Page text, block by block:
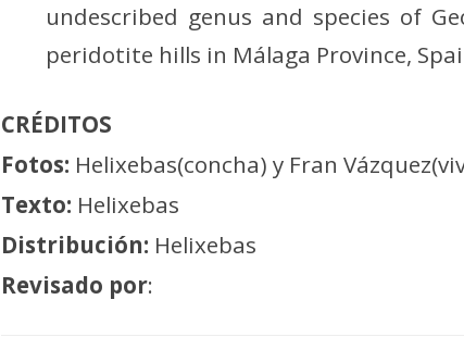
undescribed genus and species of
peridotite hills in Málaga Province,
CRÉDITOS
Fotos: Helixebas(concha) y Fran
Texto: Helixebas
Distribución: Helixebas
Revisado por: